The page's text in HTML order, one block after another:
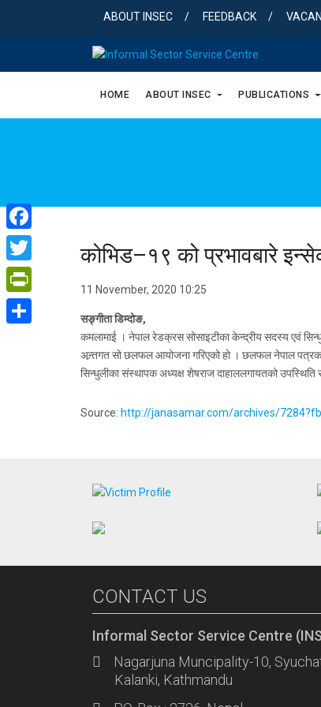
ABOUT INSEC FEEDBACK
HOME ABOUT INSEC PUBLICATIONS
कोभिड–१९ को प्रभावबारे
11 November, 2020 10:25
सङ्गीता डिम्दोङ,
कमलामाई । नेपाल रेडक्रस सोसाइटीका केन्द्रीय सदस्य एवं
अन्र्तगत सो छलफल आयोजना गरिएको हो । छलफल नेपाल
सिन्धुलीका संस्थापक अध्यक्ष शेषराज दाहाललगायतको उपस्थिति
Source: http://janasamar.com/archives/
CONTACT US
Informal Sector Service Centre
Nagarjuna Muncipality-10,
Kalanki, Kathmandu
Facebook
Twitter
PrintFriendly